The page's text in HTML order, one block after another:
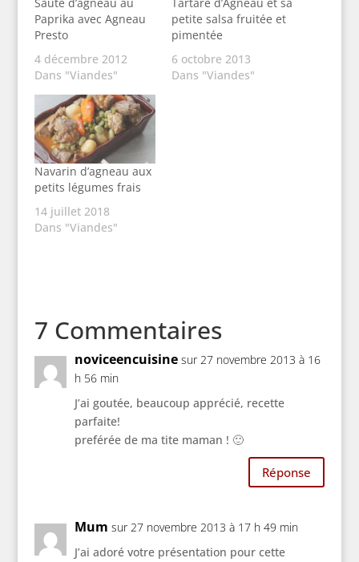
Paprika avec Agneau
Presto
4 décembre 2012
Dans "Viandes"
petite salsa fruitée et
pimentée
6 octobre 2013
Dans "Viandes"
Navarin d’agneau aux
petits légumes frais
14 juillet 2018
Dans "Viandes"
7 Commentaires
noviceencuisine sur 27 novembre 2013 à 16
h 56 min
J’ai goutée, beaucoup apprécié, recette
parfaite!
preférée de ma tite maman ! 🙂
Réponse
Mum sur 27 novembre 2013 à 17 h 49 min
J’ai adoré votre présentation pour cette